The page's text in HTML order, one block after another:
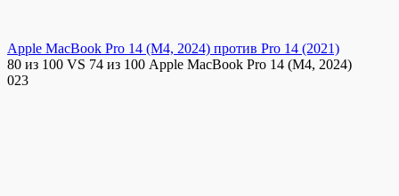
Apple MacBook Pro 14 (M4, 2024) против Pro 14 (2021)
80 из 100 VS 74 из 100 Apple MacBook Pro 14 (M4, 2024)
023